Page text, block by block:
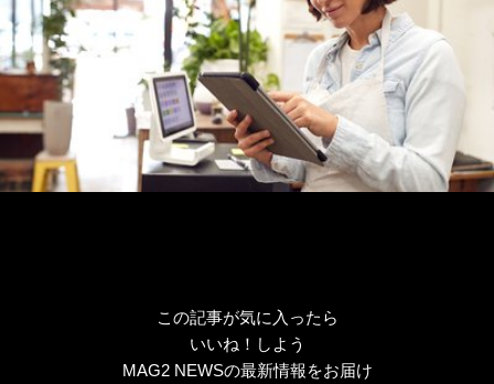
この記事が気に入ったら
いいね！しよう
MAG2 NEWSの最新情報をお届け